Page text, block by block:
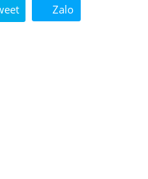
Zalo